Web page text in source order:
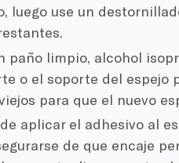
luego use un
paño limpio, alcohol
o el soporte del espejo
para que el nuevo
aplicar el adhesivo al
de que encaje